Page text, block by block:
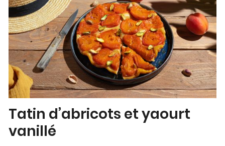
Tatin d’abricots et yaourt
vanillé